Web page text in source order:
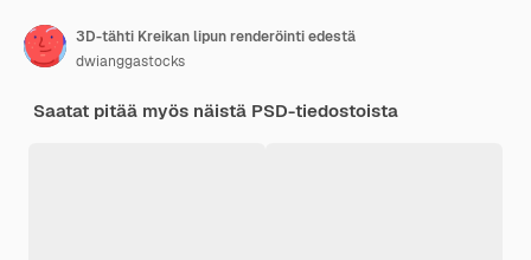
3D-tähti Kreikan lipun renderöinti edestä
dwianggastocks
Saatat pitää myös näistä PSD-tiedostoista